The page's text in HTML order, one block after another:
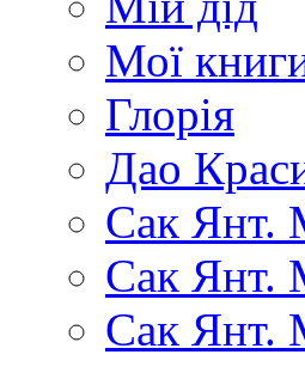
Мої
Глорія
Дао
Сак Янт.
Сак Янт.
Сак Янт.